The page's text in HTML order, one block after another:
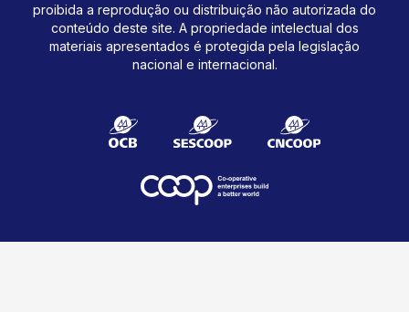
proibida a reprodução ou distribuição não autorizada do
conteúdo deste site. A propriedade intelectual dos
materiais apresentados é protegida pela legislação
nacional e internacional.